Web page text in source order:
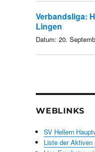
Verbandsliga:
Lingen
Datum: 20.
WEBLINKS
SV Hellern
Liste der Aktiven